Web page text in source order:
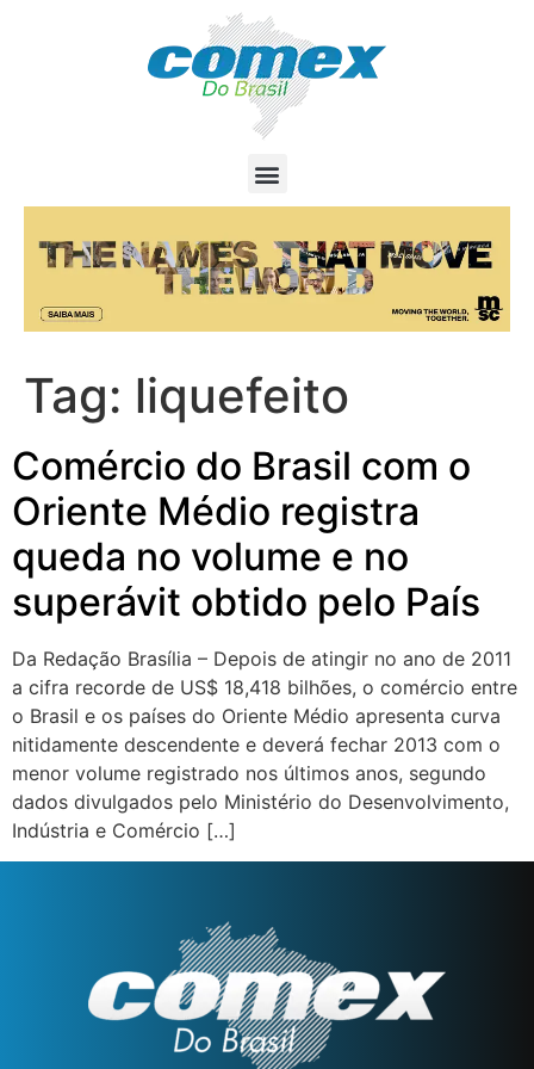
Tag: liquefeito
Comércio do Brasil com o
Oriente Médio registra
queda no volume e no
superávit obtido pelo País
Da Redação Brasília – Depois de atingir no ano de 2011
a cifra recorde de US$ 18,418 bilhões, o comércio entre
o Brasil e os países do Oriente Médio apresenta curva
nitidamente descendente e deverá fechar 2013 com o
menor volume registrado nos últimos anos, segundo
dados divulgados pelo Ministério do Desenvolvimento,
Indústria e Comércio […]